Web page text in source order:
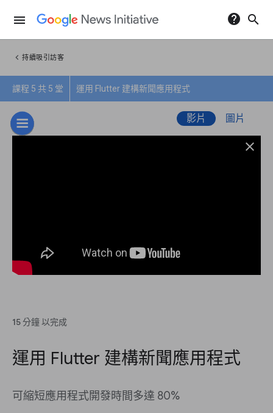
menu help search
chevron_left 持續吸引訪客
課程 5 共 5 堂 運用 Flutter 建構新聞應用程式
影片 圖片
close
15 分鐘 以完成
運用 Flutter 建構新聞應用程式
可縮短應用程式開發時間多達 80%